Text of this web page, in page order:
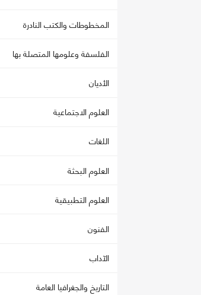
المخطوطات والكتب النادرة
الفلسفة وعلومها المتصلة بها
الأديان
العلوم الاجتماعية
اللغات
العلوم البحثة
العلوم التطبيقية
الفنون
الآداب
التاريخ والجغرافيا العامة